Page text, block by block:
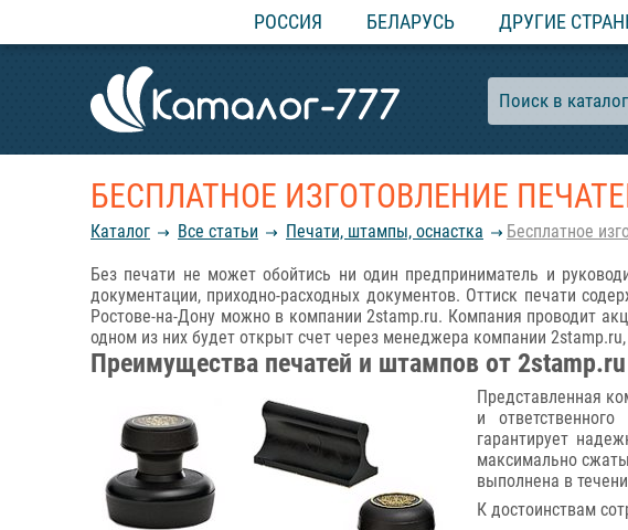
РОССИЯ БЕЛАРУСЬ ДРУГИЕ
БЕСПЛАТНОЕ ИЗГОТОВЛЕНИЕ
Каталог Все статьи Печати, штампы, оснастка Бесплатное
Без печати не может обойтись ни один предприниматель и
документации, приходно-расходных документов. Оттиск печати
Ростове-на-Дону можно в компании 2stamp.ru. Компания проводит
одном из них будет открыт счет через менеджера компании
Преимущества печатей и штампов от 2stamp.ru
Представленная
и
гарантирует
максимально
выполнена в
К достоинствам